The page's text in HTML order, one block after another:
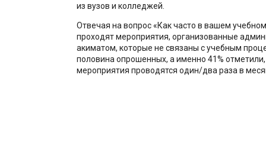
из вузов и колледжей.
Отвечая на вопрос «Как часто в вашем
проходят мероприятия, организованные
акиматом, которые не связаны с учебным
половина опрошенных, а именно 41%
мероприятия проводятся один/два раза в